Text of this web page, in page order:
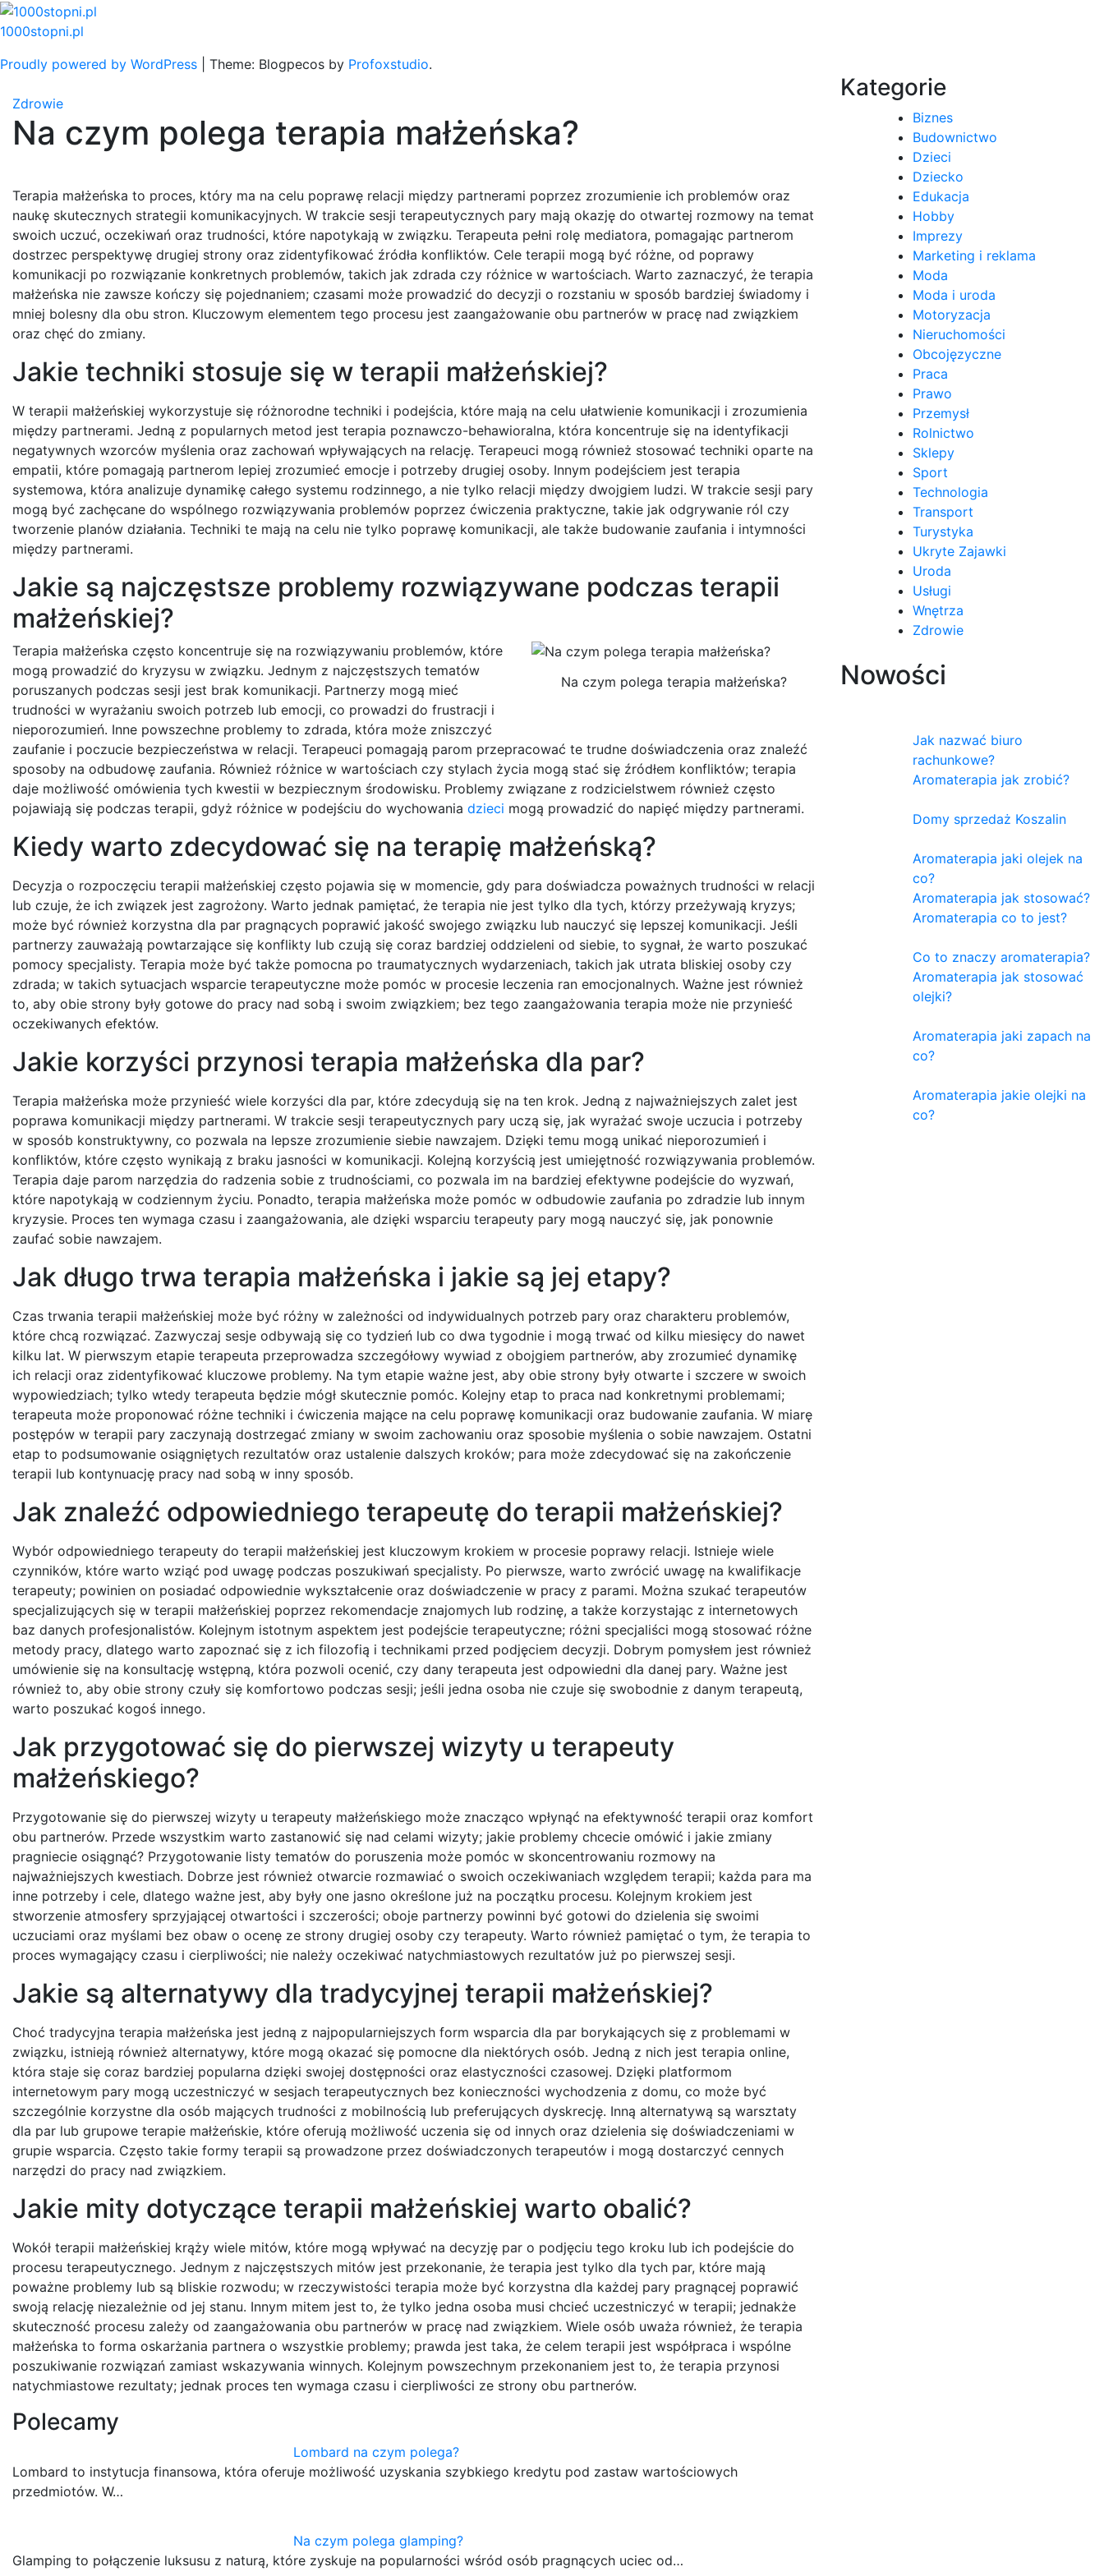
Skip
to
1000stopni.pl
Proudly powered by WordPress
Theme: Blogpecos by Profoxstudio.
Zdrowie
Na czym polega terapia małżeńska?
Terapia małżeńska to proces, który ma na celu poprawę relacji między partnerami poprzez zrozumienie ich problemów oraz
naukę skutecznych strategii komunikacyjnych. W trakcie sesji terapeutycznych pary mają okazję do otwartej rozmowy na temat
swoich uczuć, oczekiwań oraz trudności, które napotykają w związku. Terapeuta pełni rolę mediatora, pomagając partnerom
dostrzec perspektywę drugiej strony oraz zidentyfikować źródła konfliktów. Cele terapii mogą być różne, od poprawy
komunikacji po rozwiązanie konkretnych problemów, takich jak zdrada czy różnice w wartościach. Warto zaznaczyć, że terapia
małżeńska nie zawsze kończy się pojednaniem; czasami może prowadzić do decyzji o rozstaniu w sposób bardziej świadomy i
mniej bolesny dla obu stron. Kluczowym elementem tego procesu jest zaangażowanie obu partnerów w pracę nad związkiem
oraz chęć do zmiany.
Jakie techniki stosuje się w terapii małżeńskiej?
W terapii małżeńskiej wykorzystuje się różnorodne techniki i podejścia, które mają na celu ułatwienie komunikacji i zrozumienia
między partnerami. Jedną z popularnych metod jest terapia poznawczo-behawioralna, która koncentruje się na identyfikacji
negatywnych wzorców myślenia oraz zachowań wpływających na relację. Terapeuci mogą również stosować techniki oparte na
empatii, które pomagają partnerom lepiej zrozumieć emocje i potrzeby drugiej osoby. Innym podejściem jest terapia
systemowa, która analizuje dynamikę całego systemu rodzinnego, a nie tylko relacji między dwojgiem ludzi. W trakcie sesji pary
mogą być zachęcane do wspólnego rozwiązywania problemów poprzez ćwiczenia praktyczne, takie jak odgrywanie ról czy
tworzenie planów działania. Techniki te mają na celu nie tylko poprawę komunikacji, ale także budowanie zaufania i intymności
między partnerami.
Jakie są najczęstsze problemy rozwiązywane podczas terapii
małżeńskiej?
Na czym polega terapia małżeńska?
Terapia małżeńska często koncentruje się na rozwiązywaniu problemów, które
mogą prowadzić do kryzysu w związku. Jednym z najczęstszych tematów
poruszanych podczas sesji jest brak komunikacji. Partnerzy mogą mieć
trudności w wyrażaniu swoich potrzeb lub emocji, co prowadzi do frustracji i
nieporozumień. Inne powszechne problemy to zdrada, która może zniszczyć
zaufanie i poczucie bezpieczeństwa w relacji. Terapeuci pomagają parom przepracować te trudne doświadczenia oraz znaleźć
sposoby na odbudowę zaufania. Również różnice w wartościach czy stylach życia mogą stać się źródłem konfliktów; terapia
daje możliwość omówienia tych kwestii w bezpiecznym środowisku. Problemy związane z rodzicielstwem również często
pojawiają się podczas terapii, gdyż różnice w podejściu do wychowania dzieci mogą prowadzić do napięć między partnerami.
Kiedy warto zdecydować się na terapię małżeńską?
Decyzja o rozpoczęciu terapii małżeńskiej często pojawia się w momencie, gdy para doświadcza poważnych trudności w relacji
lub czuje, że ich związek jest zagrożony. Warto jednak pamiętać, że terapia nie jest tylko dla tych, którzy przeżywają kryzys;
może być również korzystna dla par pragnących poprawić jakość swojego związku lub nauczyć się lepszej komunikacji. Jeśli
partnerzy zauważają powtarzające się konflikty lub czują się coraz bardziej oddzieleni od siebie, to sygnał, że warto poszukać
pomocy specjalisty. Terapia może być także pomocna po traumatycznych wydarzeniach, takich jak utrata bliskiej osoby czy
zdrada; w takich sytuacjach wsparcie terapeutyczne może pomóc w procesie leczenia ran emocjonalnych. Ważne jest również
to, aby obie strony były gotowe do pracy nad sobą i swoim związkiem; bez tego zaangażowania terapia może nie przynieść
oczekiwanych efektów.
Jakie korzyści przynosi terapia małżeńska dla par?
Terapia małżeńska może przynieść wiele korzyści dla par, które zdecydują się na ten krok. Jedną z najważniejszych zalet jest
poprawa komunikacji między partnerami. W trakcie sesji terapeutycznych pary uczą się, jak wyrażać swoje uczucia i potrzeby
w sposób konstruktywny, co pozwala na lepsze zrozumienie siebie nawzajem. Dzięki temu mogą unikać nieporozumień i
konfliktów, które często wynikają z braku jasności w komunikacji. Kolejną korzyścią jest umiejętność rozwiązywania problemów.
Terapia daje parom narzędzia do radzenia sobie z trudnościami, co pozwala im na bardziej efektywne podejście do wyzwań,
które napotykają w codziennym życiu. Ponadto, terapia małżeńska może pomóc w odbudowie zaufania po zdradzie lub innym
kryzysie. Proces ten wymaga czasu i zaangażowania, ale dzięki wsparciu terapeuty pary mogą nauczyć się, jak ponownie
zaufać sobie nawzajem.
Jak długo trwa terapia małżeńska i jakie są jej etapy?
Czas trwania terapii małżeńskiej może być różny w zależności od indywidualnych potrzeb pary oraz charakteru problemów,
które chcą rozwiązać. Zazwyczaj sesje odbywają się co tydzień lub co dwa tygodnie i mogą trwać od kilku miesięcy do nawet
kilku lat. W pierwszym etapie terapeuta przeprowadza szczegółowy wywiad z obojgiem partnerów, aby zrozumieć dynamikę
ich relacji oraz zidentyfikować kluczowe problemy. Na tym etapie ważne jest, aby obie strony były otwarte i szczere w swoich
wypowiedziach; tylko wtedy terapeuta będzie mógł skutecznie pomóc. Kolejny etap to praca nad konkretnymi problemami;
terapeuta może proponować różne techniki i ćwiczenia mające na celu poprawę komunikacji oraz budowanie zaufania. W miarę
postępów w terapii pary zaczynają dostrzegać zmiany w swoim zachowaniu oraz sposobie myślenia o sobie nawzajem. Ostatni
etap to podsumowanie osiągniętych rezultatów oraz ustalenie dalszych kroków; para może zdecydować się na zakończenie
terapii lub kontynuację pracy nad sobą w inny sposób.
Jak znaleźć odpowiedniego terapeutę do terapii małżeńskiej?
Wybór odpowiedniego terapeuty do terapii małżeńskiej jest kluczowym krokiem w procesie poprawy relacji. Istnieje wiele
czynników, które warto wziąć pod uwagę podczas poszukiwań specjalisty. Po pierwsze, warto zwrócić uwagę na kwalifikacje
terapeuty; powinien on posiadać odpowiednie wykształcenie oraz doświadczenie w pracy z parami. Można szukać terapeutów
specjalizujących się w terapii małżeńskiej poprzez rekomendacje znajomych lub rodzinę, a także korzystając z internetowych
baz danych profesjonalistów. Kolejnym istotnym aspektem jest podejście terapeutyczne; różni specjaliści mogą stosować różne
metody pracy, dlatego warto zapoznać się z ich filozofią i technikami przed podjęciem decyzji. Dobrym pomysłem jest również
umówienie się na konsultację wstępną, która pozwoli ocenić, czy dany terapeuta jest odpowiedni dla danej pary. Ważne jest
również to, aby obie strony czuły się komfortowo podczas sesji; jeśli jedna osoba nie czuje się swobodnie z danym terapeutą,
warto poszukać kogoś innego.
Jak przygotować się do pierwszej wizyty u terapeuty
małżeńskiego?
Przygotowanie się do pierwszej wizyty u terapeuty małżeńskiego może znacząco wpłynąć na efektywność terapii oraz komfort
obu partnerów. Przede wszystkim warto zastanowić się nad celami wizyty; jakie problemy chcecie omówić i jakie zmiany
pragniecie osiągnąć? Przygotowanie listy tematów do poruszenia może pomóc w skoncentrowaniu rozmowy na
najważniejszych kwestiach. Dobrze jest również otwarcie rozmawiać o swoich oczekiwaniach względem terapii; każda para ma
inne potrzeby i cele, dlatego ważne jest, aby były one jasno określone już na początku procesu. Kolejnym krokiem jest
stworzenie atmosfery sprzyjającej otwartości i szczerości; oboje partnerzy powinni być gotowi do dzielenia się swoimi
uczuciami oraz myślami bez obaw o ocenę ze strony drugiej osoby czy terapeuty. Warto również pamiętać o tym, że terapia to
proces wymagający czasu i cierpliwości; nie należy oczekiwać natychmiastowych rezultatów już po pierwszej sesji.
Jakie są alternatywy dla tradycyjnej terapii małżeńskiej?
Choć tradycyjna terapia małżeńska jest jedną z najpopularniejszych form wsparcia dla par borykających się z problemami w
związku, istnieją również alternatywy, które mogą okazać się pomocne dla niektórych osób. Jedną z nich jest terapia online,
która staje się coraz bardziej popularna dzięki swojej dostępności oraz elastyczności czasowej. Dzięki platformom
internetowym pary mogą uczestniczyć w sesjach terapeutycznych bez konieczności wychodzenia z domu, co może być
szczególnie korzystne dla osób mających trudności z mobilnością lub preferujących dyskrecję. Inną alternatywą są warsztaty
dla par lub grupowe terapie małżeńskie, które oferują możliwość uczenia się od innych oraz dzielenia się doświadczeniami w
grupie wsparcia. Często takie formy terapii są prowadzone przez doświadczonych terapeutów i mogą dostarczyć cennych
narzędzi do pracy nad związkiem.
Jakie mity dotyczące terapii małżeńskiej warto obalić?
Wokół terapii małżeńskiej krąży wiele mitów, które mogą wpływać na decyzję par o podjęciu tego kroku lub ich podejście do
procesu terapeutycznego. Jednym z najczęstszych mitów jest przekonanie, że terapia jest tylko dla tych par, które mają
poważne problemy lub są bliskie rozwodu; w rzeczywistości terapia może być korzystna dla każdej pary pragnącej poprawić
swoją relację niezależnie od jej stanu. Innym mitem jest to, że tylko jedna osoba musi chcieć uczestniczyć w terapii; jednakże
skuteczność procesu zależy od zaangażowania obu partnerów w pracę nad związkiem. Wiele osób uważa również, że terapia
małżeńska to forma oskarżania partnera o wszystkie problemy; prawda jest taka, że celem terapii jest współpraca i wspólne
poszukiwanie rozwiązań zamiast wskazywania winnych. Kolejnym powszechnym przekonaniem jest to, że terapia przynosi
natychmiastowe rezultaty; jednak proces ten wymaga czasu i cierpliwości ze strony obu partnerów.
Polecamy
Lombard na czym polega?
Lombard to instytucja finansowa, która oferuje możliwość uzyskania szybkiego kredytu pod zastaw wartościowych
przedmiotów. W…
Na czym polega glamping?
Glamping to połączenie luksusu z naturą, które zyskuje na popularności wśród osób pragnących uciec od…
Kategorie
Biznes
Budownictwo
Dzieci
Dziecko
Edukacja
Hobby
Imprezy
Marketing i reklama
Moda
Moda i uroda
Motoryzacja
Nieruchomości
Obcojęzyczne
Praca
Prawo
Przemysł
Rolnictwo
Sklepy
Sport
Technologia
Transport
Turystyka
Ukryte Zajawki
Uroda
Usługi
Wnętrza
Zdrowie
Nowości
Jak nazwać biuro
rachunkowe?
Aromaterapia jak zrobić?
Domy sprzedaż Koszalin
Aromaterapia jaki olejek na
co?
Aromaterapia jak stosować?
Aromaterapia co to jest?
Co to znaczy aromaterapia?
Aromaterapia jak stosować
olejki?
Aromaterapia jaki zapach na
co?
Aromaterapia jakie olejki na
co?